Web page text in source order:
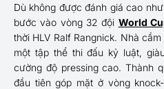
Dù không được đánh giá cao
bước vào vòng 32 đội World
thời HLV Ralf Rangnick. Nhà
một tập thể thi đấu kỷ luật,
cường độ pressing cao. Thành
đầu tiên góp mặt ở vòng